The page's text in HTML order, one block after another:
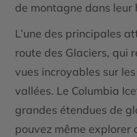
de montagne dans
L’une des principales
route des Glaciers, qui
vues incroyables sur
vallées. Le Columbia
grandes étendues de
pouvez même explorer